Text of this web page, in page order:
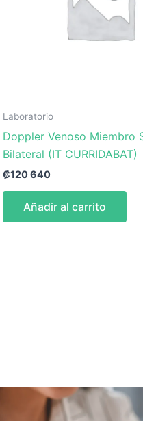
Laboratorio
Doppler Venoso Miembro
Bilateral (IT CURRIDABAT)
₡120 640
Añadir al carrito